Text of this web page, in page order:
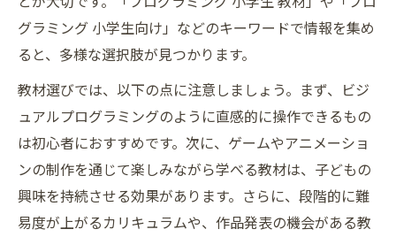
グラミング 小学生向け」などのキーワードで情報を集め
ると、多様な選択肢が見つかります。
教材選びでは、以下の点に注意しましょう。まず、ビジ
ュアルプログラミングのように直感的に操作できるもの
は初心者におすすめです。次に、ゲームやアニメーショ
ンの制作を通じて楽しみながら学べる教材は、子どもの
興味を持続させる効果があります。さらに、段階的に難
易度が上がるカリキュラムや、作品発表の機会がある教